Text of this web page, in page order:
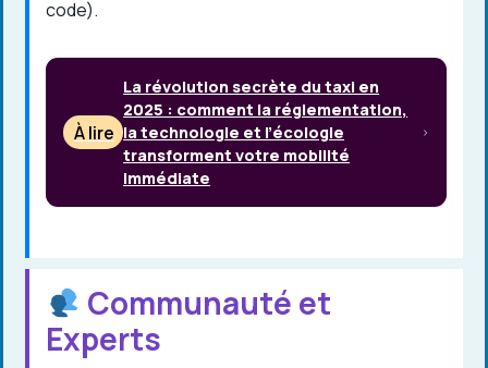
code).
À lire
La révolution secrète du taxi en
2025 : comment la réglementation,
la technologie et l’écologie
transforment votre mobilité
immédiate
Communauté et
Experts